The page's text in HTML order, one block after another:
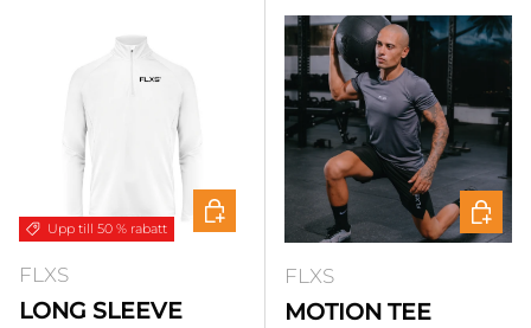
Upp till 50 % rabatt
FLXS
LONG SLEEVE
Välj alternativ
FLXS
MOTION TEE
Välj